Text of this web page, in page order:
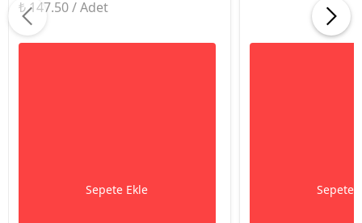
₺ 147.50 / Adet
Sepete Ekle Sepete